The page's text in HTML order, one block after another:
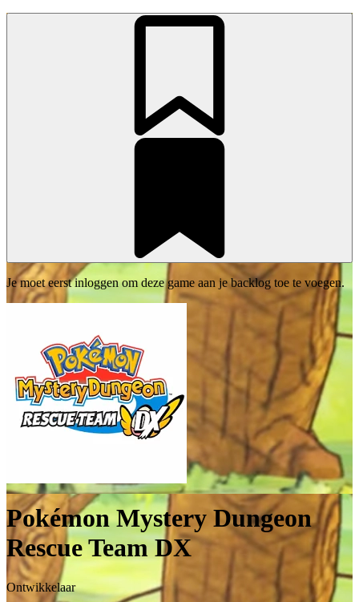
Je moet eerst inloggen om deze game aan je backlog toe te voegen.
Pokémon Mystery Dungeon
Rescue Team DX
Ontwikkelaar